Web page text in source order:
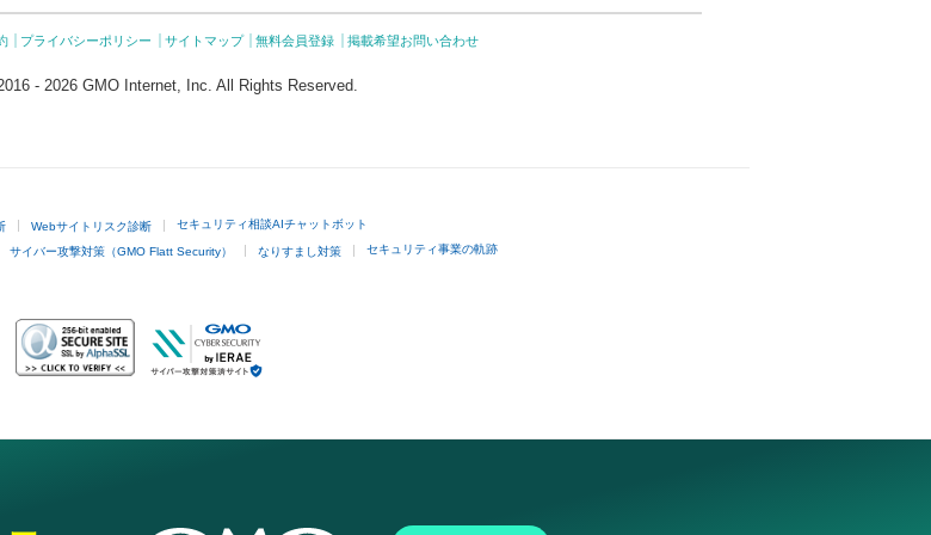
プライバシーポリシー サイトマップ 無料会員登録 掲載希望お問い合わせ
- 2026 GMO Internet, Inc. All Rights Reserved.
Webサイトリスク診断 セキュリティ相談AIチャットボット
サイバー攻撃対策（GMO Flatt Security） なりすまし対策 セキュリティ事業の軌跡